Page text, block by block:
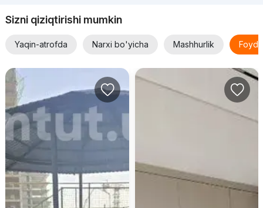
Sizni qiziqtirishi mumkin
Yaqin-atrofda Narxi bo'yicha Mashhurlik